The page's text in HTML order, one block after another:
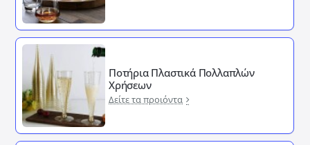
Ποτήρια Πλαστικά Πολλαπλών
Χρήσεων
Δείτε τα προιόντα